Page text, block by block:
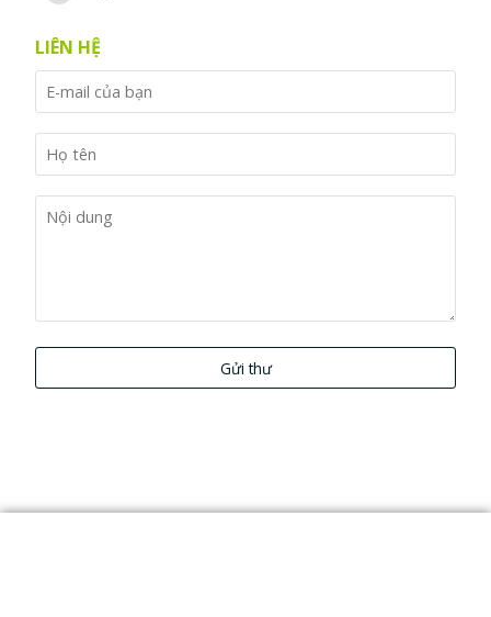
LIÊN HỆ
Gửi thư